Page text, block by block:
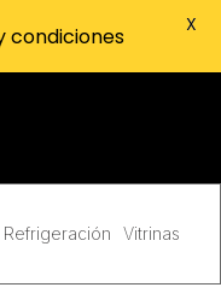
Refrigeración Vitrinas
condiciones X